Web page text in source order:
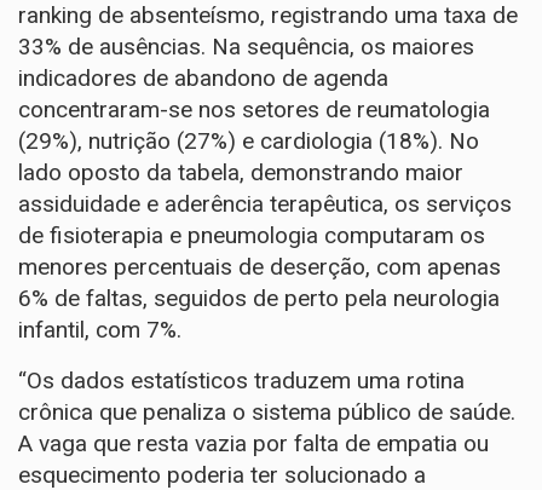
ranking de absenteísmo, registrando uma taxa de
33% de ausências. Na sequência, os maiores
indicadores de abandono de agenda
concentraram-se nos setores de reumatologia
(29%), nutrição (27%) e cardiologia (18%). No
lado oposto da tabela, demonstrando maior
assiduidade e aderência terapêutica, os serviços
de fisioterapia e pneumologia computaram os
menores percentuais de deserção, com apenas
6% de faltas, seguidos de perto pela neurologia
infantil, com 7%.
“Os dados estatísticos traduzem uma rotina
crônica que penaliza o sistema público de saúde.
A vaga que resta vazia por falta de empatia ou
esquecimento poderia ter solucionado a